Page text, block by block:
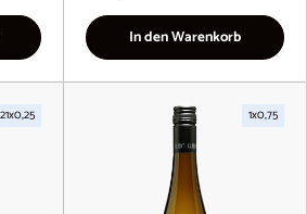
In den Warenkorb
21x0,25 1x0,75